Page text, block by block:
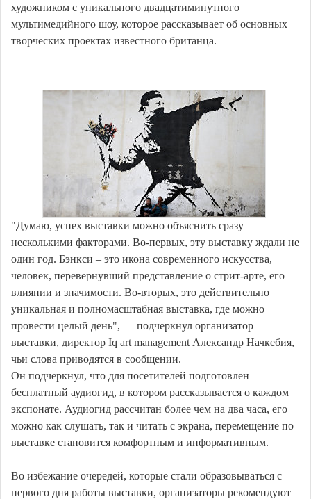
художником с уникального двадцатиминутного
мультимедийного шоу, которое рассказывает об основных
творческих проектах известного британца.
"Думаю, успех выставки можно объяснить сразу
несколькими факторами. Во-первых, эту выставку ждали не
один год. Бэнкси – это икона современного искусства,
человек, перевернувший представление о стрит-арте, его
влиянии и значимости. Во-вторых, это действительно
уникальная и полномасштабная выставка, где можно
провести целый день", — подчеркнул организатор
выставки, директор Iq art management Александр Начкебия,
чьи слова приводятся в сообщении.
Он подчеркнул, что для посетителей подготовлен
бесплатный аудиогид, в котором рассказывается о каждом
экспонате. Аудиогид рассчитан более чем на два часа, его
можно как слушать, так и читать с экрана, перемещение по
выставке становится комфортным и информативным.
Во избежание очередей, которые стали образовываться с
первого дня работы выставки, организаторы рекомендуют